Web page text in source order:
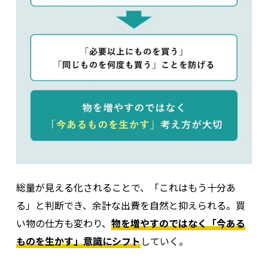
総量が見える化されることで、「これはもう十分あ
る」と判断でき、余計な出費を自然と抑えられる。買
い物の仕方も変わり、 物を増やすのではなく「今ある
ものを生かす」意識にシフトしていく。